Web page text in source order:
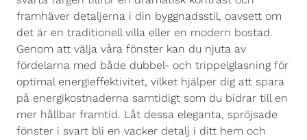
framhäver detaljerna i din byggnadsstil, oavsett om
det är en traditionell villa eller en modern bostad.
Genom att välja våra fönster kan du njuta av
fördelarna med både dubbel- och trippelglasning för
optimal energieffektivitet, vilket hjälper dig att spara
på energikostnaderna samtidigt som du bidrar till en
mer hållbar framtid. Låt dessa eleganta, spröjsade
fönster i svart bli en vacker detalj i ditt hem och